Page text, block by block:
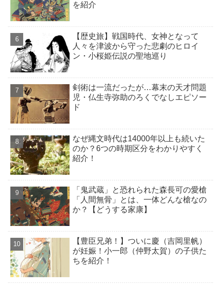
を紹介
【歴史旅】戦国時代、女神となって
人々を津波から守った悲劇のヒロイ
ン・小桜姫伝説の聖地巡り
剣術は一流だったが…幕末の天才問題
児・仏生寺弥助のろくでなしエピソー
ド
なぜ縄文時代は14000年以上も続いた
のか？6つの時期区分をわかりやすく
紹介！
「鬼武蔵」と恐れられた森長可の愛槍
「人間無骨」とは、一体どんな槍なの
か？【どうする家康】
【豊臣兄弟！】ついに慶（吉岡里帆）
が妊娠！小一郎（仲野太賀）の子供た
ちを紹介！